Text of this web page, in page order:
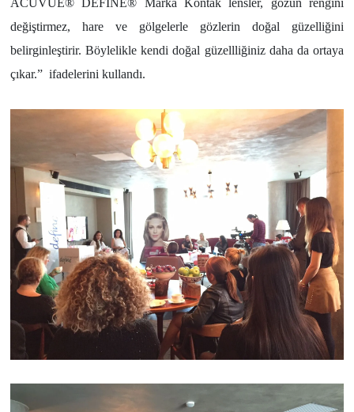
ACUVUE® DEFINE® Marka Kontak lensler, gözün rengini
değiştirmez, hare ve gölgelerle gözlerin doğal güzelliğini
belirginleştirir. Böylelikle kendi doğal güzellliğiniz daha da ortaya
çıkar.” ifadelerini kullandı.